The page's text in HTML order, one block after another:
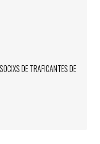
DE TRAFICANTES DE